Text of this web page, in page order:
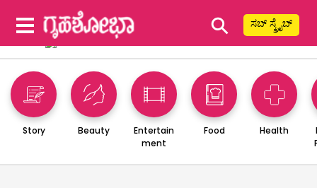
⚲ ಸಬ್ ಸ್ಕ್ರೈಬ್
Story Beauty
Entertain
ment
Food Health